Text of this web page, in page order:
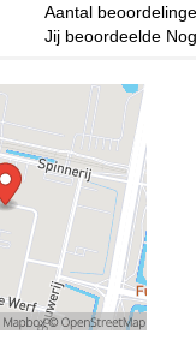
Aantal
Jij beoordeelde